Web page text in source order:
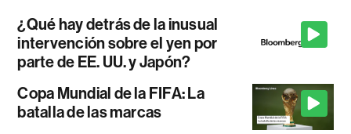
¿Qué hay detrás de la inusual
intervención sobre el yen por
parte de EE. UU. y Japón?
Copa Mundial de la FIFA: La
batalla de las marcas